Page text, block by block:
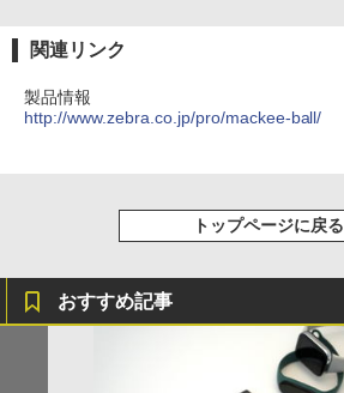
関連リンク
製品情報
http://www.zebra.co.jp/pro/mackee-ball/
トップページに戻る
おすすめ記事